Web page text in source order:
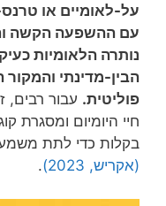
על-לאומיים או
עם ההשפעה הקשה
נותרה הלאומיות
הבין-מדינתי והמקור
פוליטית. עבור רבים,
חיי היומיום ומסגרת
בקלות כדי לתת
(אקריש, 2023)
.